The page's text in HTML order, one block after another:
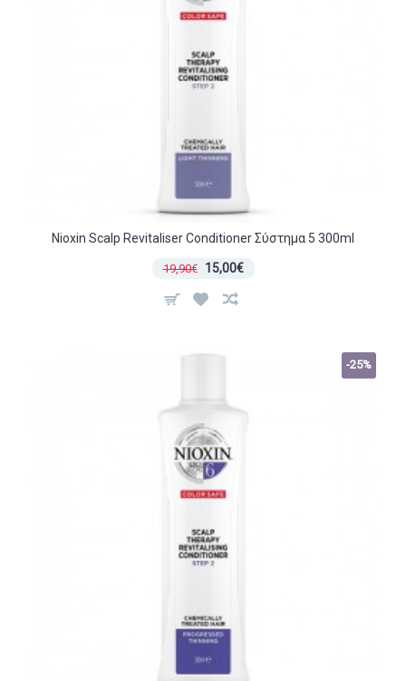
Nioxin Scalp Revitaliser Conditioner Σύστημα 5 300ml
19,90€ 15,00€
-25%